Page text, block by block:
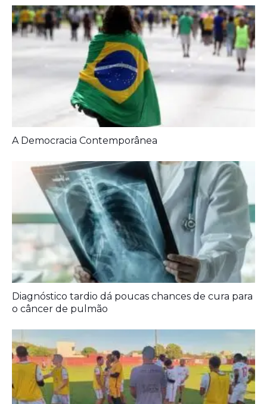
A Democracia Contemporânea
Diagnóstico tardio dá poucas chances de cura para
o câncer de pulmão